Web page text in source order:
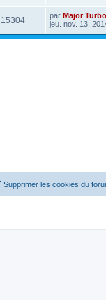
15304 par Major
jeu. nov. 13,
Supprimer les cookies du